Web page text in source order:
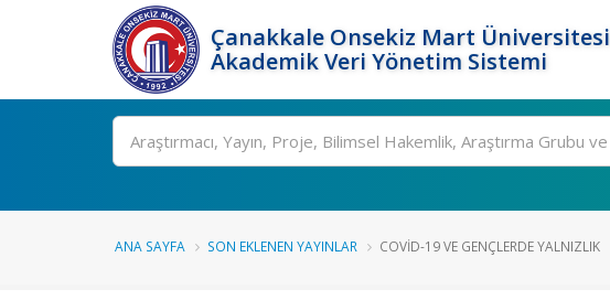
Çanakkale Onsekiz Mart Üniversitesi
Akademik Veri Yönetim Sistemi
Ara
ANA SAYFA SON EKLENEN YAYINLAR COVID-19 VE GENÇLERDE YALNIZLIK